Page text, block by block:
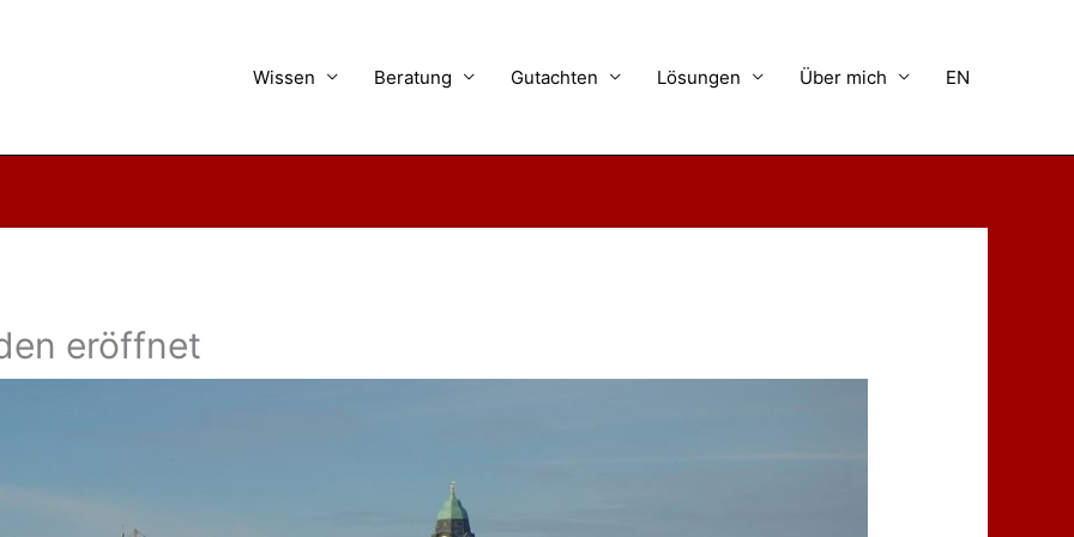
Wissen Beratung Gutachten Lösungen Über mich EN
eröffnet